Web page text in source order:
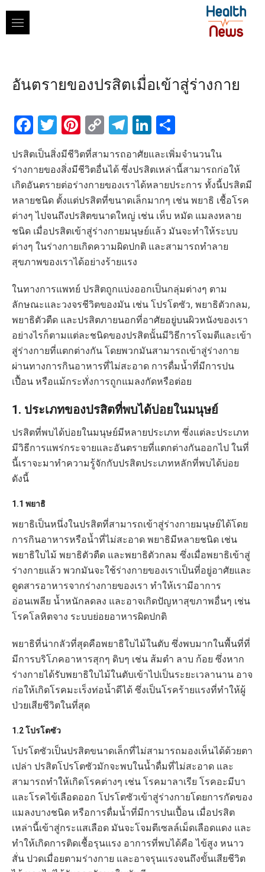
content
อันตรายของปรสิตเมื่อเข้าสู่ร่างกาย
Facebook
Twitter
Pinterest
Copy
Link
Telegram
LinkedIn
ปรสิตเป็นสิ่งมีชีวิตที่สามารถอาศัยและเพิ่มจำนวนใน
ร่างกายของสิ่งมีชีวิตอื่นได้ ซึ่งปรสิตเหล่านี้สามารถก่อให้
เกิดอันตรายต่อร่างกายของเราได้หลายประการ ทั้งนี้ปรสิตมี
หลายชนิด ตั้งแต่ปรสิตที่ขนาดเล็กมากๆ เช่น พยาธิ เชื้อโรค
ต่างๆ ไปจนถึงปรสิตขนาดใหญ่ เช่น เห็บ หมัด แมลงหลาย
ชนิด เมื่อปรสิตเข้าสู่ร่างกายมนุษย์แล้ว มันจะทำให้ระบบ
ต่างๆ ในร่างกายเกิดความผิดปกติ และสามารถทำลาย
สุขภาพของเราได้อย่างร้ายแรง
ในทางการแพทย์ ปรสิตถูกแบ่งออกเป็นกลุ่มต่างๆ ตาม
ลักษณะและวงจรชีวิตของมัน เช่น โปรโตซัว, พยาธิตัวกลม,
พยาธิตัวตืด และปรสิตภายนอกที่อาศัยอยู่บนผิวหนังของเรา
อย่างไรก็ตามแต่ละชนิดของปรสิตนั้นมีวิธีการโจมตีและเข้า
สู่ร่างกายที่แตกต่างกัน โดยพวกมันสามารถเข้าสู่ร่างกาย
ผ่านทางการกินอาหารที่ไม่สะอาด การดื่มน้ำที่มีการปน
เปื้อน หรือแม้กระทั่งการถูกแมลงกัดหรือต่อย
1. ประเภทของปรสิตที่พบได้บ่อยในมนุษย์
ปรสิตที่พบได้บ่อยในมนุษย์มีหลายประเภท ซึ่งแต่ละประเภท
มีวิธีการแพร่กระจายและอันตรายที่แตกต่างกันออกไป ในที่
นี้เราจะมาทำความรู้จักกับปรสิตประเภทหลักที่พบได้บ่อย
ดังนี้
1.1 พยาธิ
พยาธิเป็นหนึ่งในปรสิตที่สามารถเข้าสู่ร่างกายมนุษย์ได้โดย
การกินอาหารหรือน้ำที่ไม่สะอาด พยาธิมีหลายชนิด เช่น
พยาธิใบไม้ พยาธิตัวตืด และพยาธิตัวกลม ซึ่งเมื่อพยาธิเข้าสู่
ร่างกายแล้ว พวกมันจะใช้ร่างกายของเราเป็นที่อยู่อาศัยและ
ดูดสารอาหารจากร่างกายของเรา ทำให้เรามีอาการ
อ่อนเพลีย น้ำหนักลดลง และอาจเกิดปัญหาสุขภาพอื่นๆ เช่น
โรคโลหิตจาง ระบบย่อยอาหารผิดปกติ
พยาธิที่น่ากลัวที่สุดคือพยาธิใบไม้ในตับ ซึ่งพบมากในพื้นที่ที่
มีการบริโภคอาหารสุกๆ ดิบๆ เช่น ส้มตำ ลาบ ก้อย ซึ่งหาก
ร่างกายได้รับพยาธิใบไม้ในตับเข้าไปเป็นระยะเวลานาน อาจ
ก่อให้เกิดโรคมะเร็งท่อน้ำดีได้ ซึ่งเป็นโรคร้ายแรงที่ทำให้ผู้
ป่วยเสียชีวิตในที่สุด
1.2 โปรโตซัว
โปรโตซัวเป็นปรสิตขนาดเล็กที่ไม่สามารถมองเห็นได้ด้วยตา
เปล่า ปรสิตโปรโตซัวมักจะพบในน้ำดื่มที่ไม่สะอาด และ
สามารถทำให้เกิดโรคต่างๆ เช่น โรคมาลาเรีย โรคอะมีบา
และโรคไข้เลือดออก โปรโตซัวเข้าสู่ร่างกายโดยการกัดของ
แมลงบางชนิด หรือการดื่มน้ำที่มีการปนเปื้อน เมื่อปรสิต
เหล่านี้เข้าสู่กระแสเลือด มันจะโจมตีเซลล์เม็ดเลือดแดง และ
ทำให้เกิดการติดเชื้อรุนแรง อาการที่พบได้คือ ไข้สูง หนาว
สั่น ปวดเมื่อยตามร่างกาย และอาจรุนแรงจนถึงขั้นเสียชีวิต